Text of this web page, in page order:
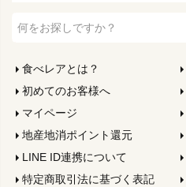
食べレアとは？
初めてのお客様へ
マイページ
地産地消ポイント還元
LINE ID連携について
特定商取引法に基づく表記